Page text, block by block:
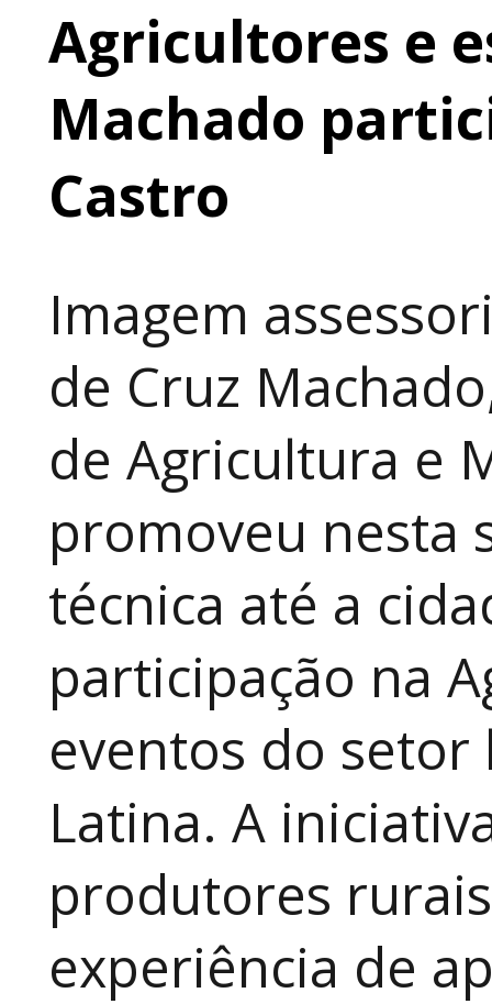
Agricultores e
Machado
Castro
Imagem
de Cruz
de Agricultura e
promoveu nesta
técnica até a
participação na
eventos do
Latina. A
produtores
experiência de